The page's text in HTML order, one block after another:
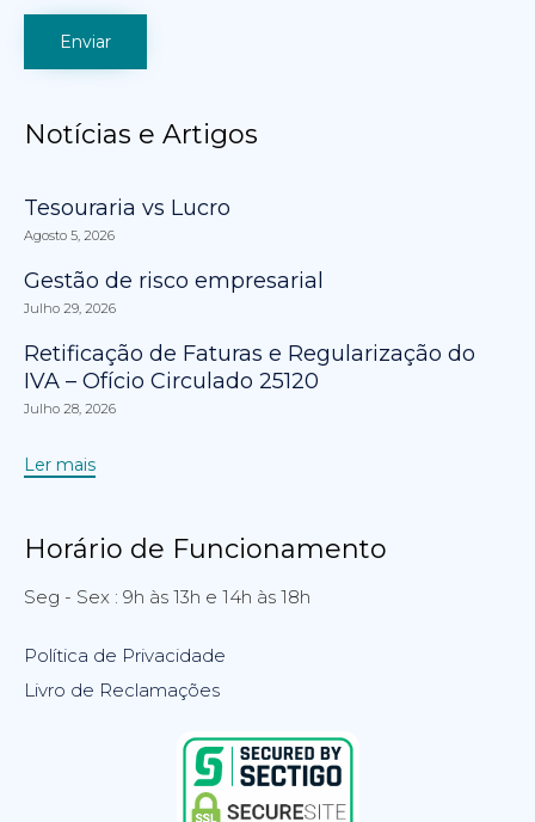
Notícias e Artigos
Tesouraria vs Lucro
Agosto 5, 2026
Gestão de risco empresarial
Julho 29, 2026
Retificação de Faturas e Regularização do
IVA – Ofício Circulado 25120
Julho 28, 2026
Ler mais
Horário de Funcionamento
Seg - Sex : 9h às 13h e 14h às 18h
Política de Privacidade
Livro de Reclamações